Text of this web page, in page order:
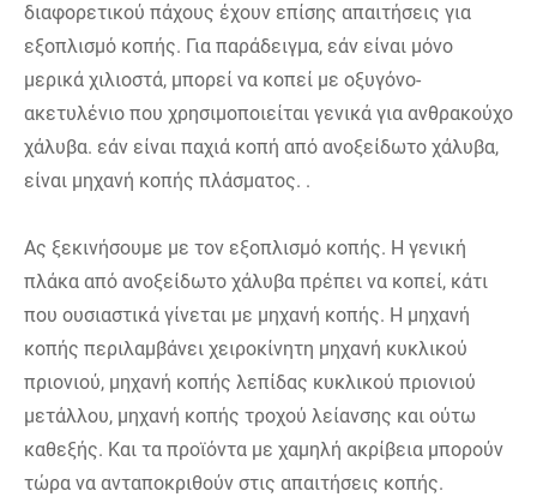
διαφορετικού πάχους έχουν επίσης απαιτήσεις για
εξοπλισμό κοπής. Για παράδειγμα, εάν είναι μόνο
μερικά χιλιοστά, μπορεί να κοπεί με οξυγόνο-
ακετυλένιο που χρησιμοποιείται γενικά για ανθρακούχο
χάλυβα. εάν είναι παχιά κοπή από ανοξείδωτο χάλυβα,
είναι μηχανή κοπής πλάσματος. .
Ας ξεκινήσουμε με τον εξοπλισμό κοπής. Η γενική
πλάκα από ανοξείδωτο χάλυβα πρέπει να κοπεί, κάτι
που ουσιαστικά γίνεται με μηχανή κοπής. Η μηχανή
κοπής περιλαμβάνει χειροκίνητη μηχανή κυκλικού
πριονιού, μηχανή κοπής λεπίδας κυκλικού πριονιού
μετάλλου, μηχανή κοπής τροχού λείανσης και ούτω
καθεξής. Και τα προϊόντα με χαμηλή ακρίβεια μπορούν
τώρα να ανταποκριθούν στις απαιτήσεις κοπής.